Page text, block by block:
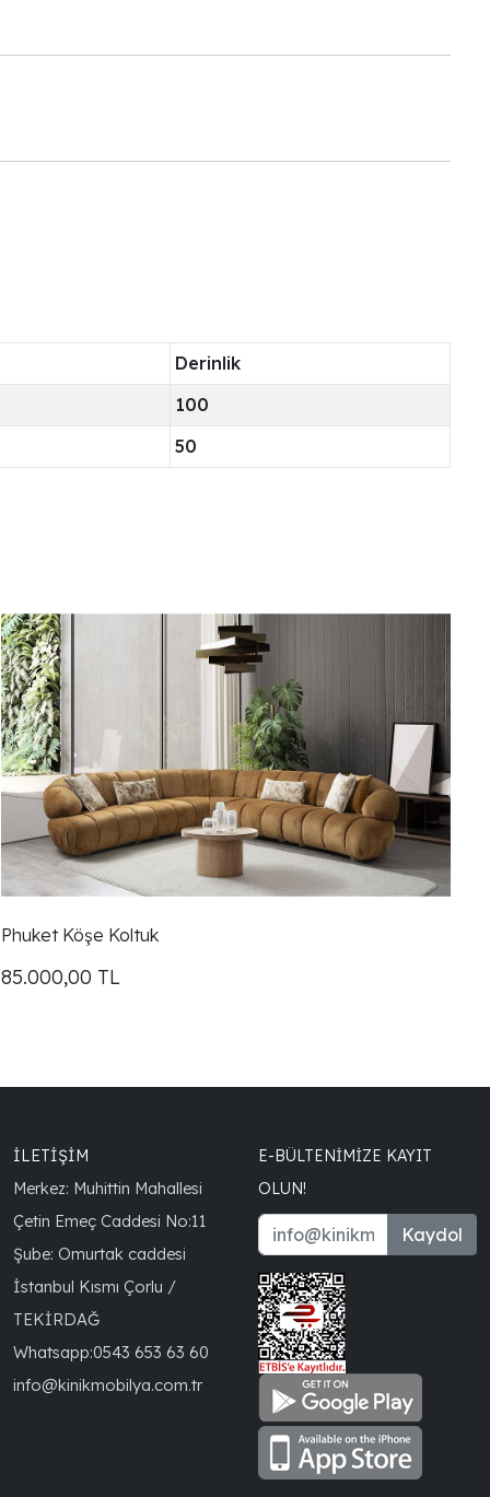
Derinlik
100
50
Phuket Köşe Koltuk
85.000,00 TL
İLETİŞİM
Merkez: Muhittin Mahallesi
Çetin Emeç Caddesi No:11
Şube: Omurtak caddesi
İstanbul Kısmı Çorlu /
TEKİRDAĞ
Whatsapp:0543 653 63 60
info@kinikmobilya.com.tr
E-BÜLTENIMIZE KAYIT
OLUN!
Kaydol